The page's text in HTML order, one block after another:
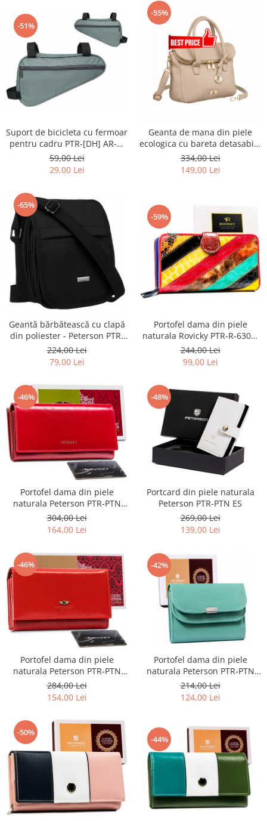
-51%
Suport de bicicleta cu fermoar
pentru cadru PTR-[DH] AR-S-
103
59,00 Lei
29,00 Lei
-55%
Geanta de mana din piele
ecologica cu bareta detasabila
- Rovicky PTR-R-TOR-ALE-8-
1087 D.B
334,00 Lei
149,00 Lei
-65%
Geantă bărbătească cu clapă
din poliester - Peterson PTR-
PTN 6524-5765 BL
224,00 Lei
79,00 Lei
-59%
Portofel dama din piele
naturala Rovicky PTR-R-6303-
PAT-6939 MULT
244,00 Lei
99,00 Lei
-46%
Portofel dama din piele
naturala Peterson PTR-PTN
PL-721-1506
304,00 Lei
164,00 Lei
-48%
Portcard din piele naturala
Peterson PTR-PTN ES
269,00 Lei
139,00 Lei
-46%
Portofel dama din piele
naturala Peterson PTR-PTN
438 2-3-1-5989 R
284,00 Lei
154,00 Lei
-42%
Portofel dama din piele
naturala Peterson PTR-PTN
RD-GC02-MCL-4383
214,00 Lei
124,00 Lei
-50%
-44%